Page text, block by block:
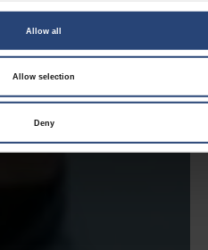
Allow all
Allow selection
Deny